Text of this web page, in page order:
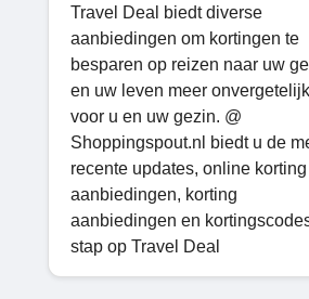
Travel Deal biedt diverse
aanbiedingen om kortingen te
besparen op reizen naar uw
en uw leven meer onvergetelijk
voor u en uw gezin. @
Shoppingspout.nl biedt u de
recente updates, online korting
aanbiedingen, korting
aanbiedingen en
stap op Travel Deal